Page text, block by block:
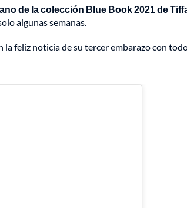
de la colección Blue Book 2021 de
algunas semanas.
feliz noticia de su tercer embarazo con